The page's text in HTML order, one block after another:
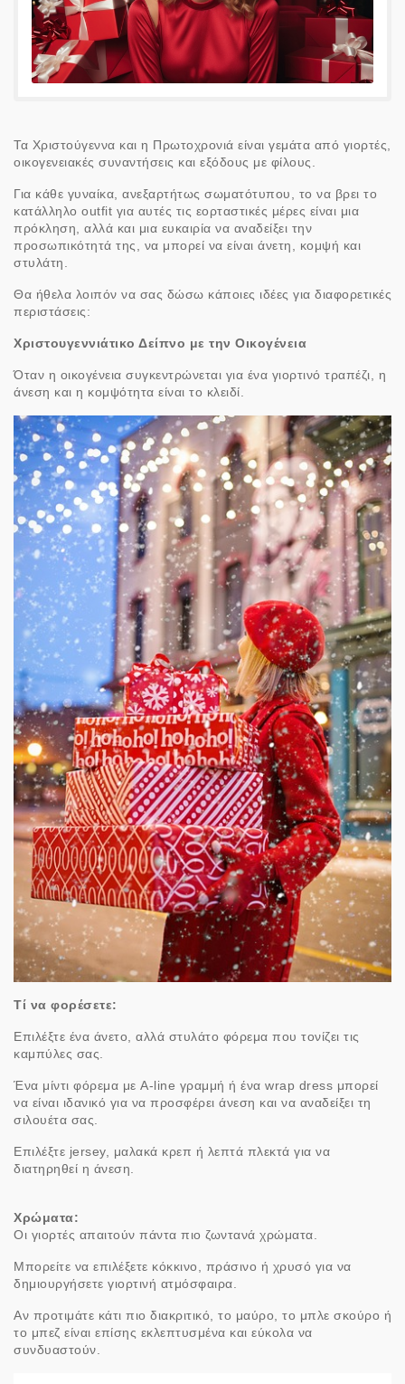
Τα Χριστούγεννα και η Πρωτοχρονιά είναι γεμάτα από γιορτές,
οικογενειακές συναντήσεις και εξόδους με φίλους.
Για κάθε γυναίκα, ανεξαρτήτως σωματότυπου, το να βρει το
κατάλληλο outfit για αυτές τις εορταστικές μέρες είναι μια
πρόκληση, αλλά και μια ευκαιρία να αναδείξει την
προσωπικότητά της, να μπορεί να είναι άνετη, κομψή και
στυλάτη.
Θα ήθελα λοιπόν να σας δώσω κάποιες ιδέες για διαφορετικές
περιστάσεις:
Χριστουγεννιάτικο Δείπνο με την Οικογένεια
Όταν η οικογένεια συγκεντρώνεται για ένα γιορτινό τραπέζι, η
άνεση και η κομψότητα είναι το κλειδί.
Τί να φορέσετε:
Επιλέξτε ένα άνετο, αλλά στυλάτο φόρεμα που τονίζει τις
καμπύλες σας.
Ένα μίντι φόρεμα με A-line γραμμή ή ένα wrap dress μπορεί
να είναι ιδανικό για να προσφέρει άνεση και να αναδείξει τη
σιλουέτα σας.
Επιλέξτε jersey, μαλακά κρεπ ή λεπτά πλεκτά για να
διατηρηθεί η άνεση.
Χρώματα:
Οι γιορτές απαιτούν πάντα πιο ζωντανά χρώματα.
Μπορείτε να επιλέξετε κόκκινο, πράσινο ή χρυσό για να
δημιουργήσετε γιορτινή ατμόσφαιρα.
Αν προτιμάτε κάτι πιο διακριτικό, το μαύρο, το μπλε σκούρο ή
το μπεζ είναι επίσης εκλεπτυσμένα και εύκολα να
συνδυαστούν.